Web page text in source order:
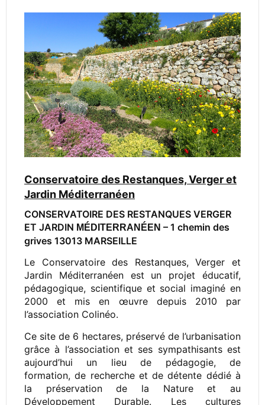
Conservatoire des Restanques, Verger et
Jardin Méditerranéen
CONSERVATOIRE DES RESTANQUES VERGER
ET JARDIN MÉDITERRANÉEN – 1 chemin des
grives 13013 MARSEILLE
Le Conservatoire des Restanques, Verger et
Jardin Méditerranéen est un projet éducatif,
pédagogique, scientifique et social imaginé en
2000 et mis en œuvre depuis 2010 par
l’association Colinéo.
Ce site de 6 hectares, préservé de l’urbanisation
grâce à l’association et ses sympathisants est
aujourd’hui un lieu de pédagogie, de
formation, de recherche et de détente dédié à
la préservation de la Nature et au
Développement Durable. Les cultures